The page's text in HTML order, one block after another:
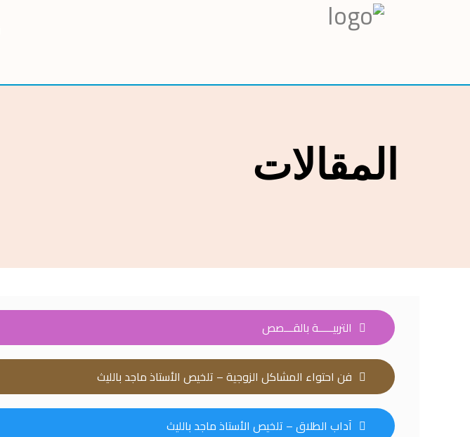
المقالات
التربيـــــة بالقـــصص
فن احتواء المشاكل الزوجية – تلخيص الأستاذ ماجد بالليث
آداب الطلاق – تلخيص الأستاذ ماجد بالليث